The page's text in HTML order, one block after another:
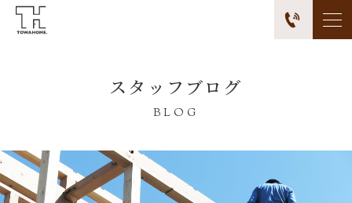
スタッフブログ
BLOG